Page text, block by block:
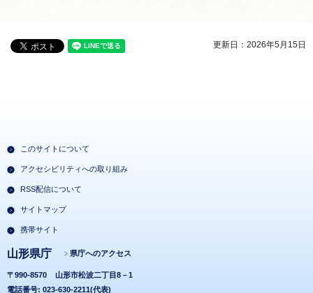
更新日：2026年5月15日
このサイトについて
アクセシビリティへの取り組み
RSS配信について
サイトマップ
携帯サイト
山形県庁 県庁へのアクセス
〒990-8570
山形市松波二丁目8－1
電話番号: 023-630-2211(代表)